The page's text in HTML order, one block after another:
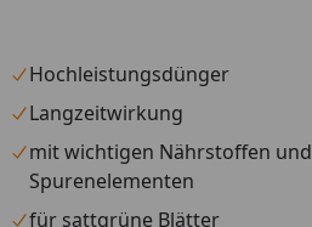
Hochleistungsdünger
Langzeitwirkung
mit wichtigen Nährstoffen und
Spurenelementen
für sattgrüne Blätter